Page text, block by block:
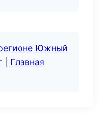
Южный
Главная